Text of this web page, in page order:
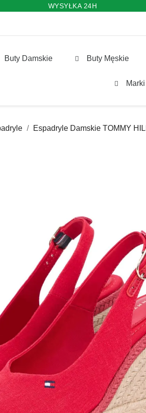
WYSYŁKA 24H
Buty Damskie Buty Męskie
Marki
Espadryle Damskie TOMMY